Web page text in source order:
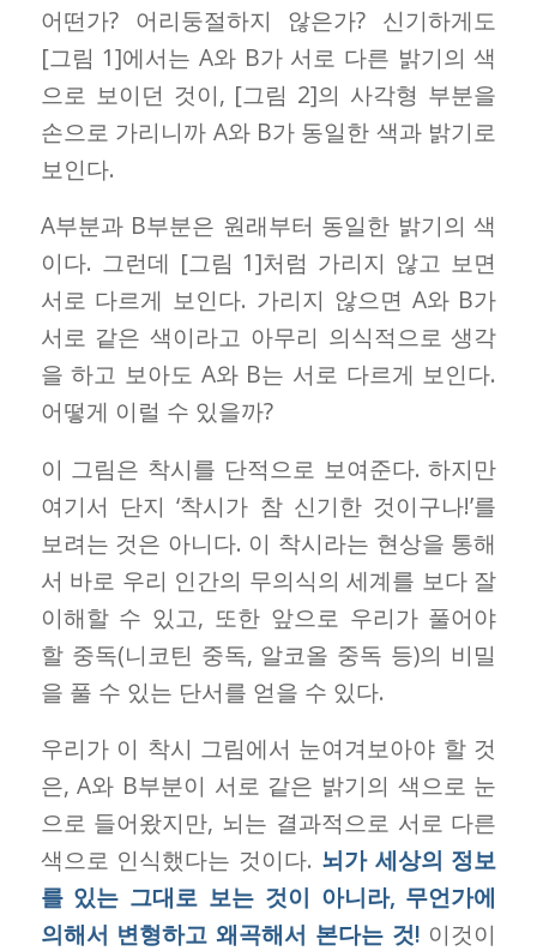
어떤가? 어리둥절하지 않은가? 신기하게도
[그림 1]에서는 A와 B가 서로 다른 밝기의 색
으로 보이던 것이, [그림 2]의 사각형 부분을
손으로 가리니까 A와 B가 동일한 색과 밝기로
보인다.
A부분과 B부분은 원래부터 동일한 밝기의 색
이다. 그런데 [그림 1]처럼 가리지 않고 보면
서로 다르게 보인다. 가리지 않으면 A와 B가
서로 같은 색이라고 아무리 의식적으로 생각
을 하고 보아도 A와 B는 서로 다르게 보인다.
어떻게 이럴 수 있을까?
이 그림은 착시를 단적으로 보여준다. 하지만
여기서 단지 ‘착시가 참 신기한 것이구나!’를
보려는 것은 아니다. 이 착시라는 현상을 통해
서 바로 우리 인간의 무의식의 세계를 보다 잘
이해할 수 있고, 또한 앞으로 우리가 풀어야
할 중독(니코틴 중독, 알코올 중독 등)의 비밀
을 풀 수 있는 단서를 얻을 수 있다.
우리가 이 착시 그림에서 눈여겨보아야 할 것
은, A와 B부분이 서로 같은 밝기의 색으로 눈
으로 들어왔지만, 뇌는 결과적으로 서로 다른
색으로 인식했다는 것이다. 뇌가 세상의 정보
를 있는 그대로 보는 것이 아니라, 무언가에
의해서 변형하고 왜곡해서 본다는 것! 이것이